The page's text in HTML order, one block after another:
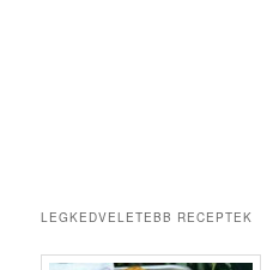
LEGKEDVELETEBB RECEPTEK